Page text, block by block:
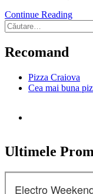
Continue Reading
Caută
după:
Recomand
Pizza Craiova
Cea mai buna
Ultimele